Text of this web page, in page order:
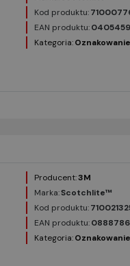
Kod produktu:
EAN produktu:
Kategoria:
Producent:3M
Marka:Scotchlite™
Kod produktu:
EAN produktu:
Kategoria: